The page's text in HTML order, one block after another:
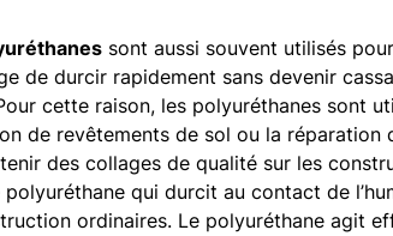
sont aussi souvent utilisés
de durcir rapidement sans devenir
cette raison, les polyuréthanes sont
de revêtements de sol ou la réparation
des collages de qualité sur les
polyuréthane qui durcit au contact de
ordinaires. Le polyuréthane agit